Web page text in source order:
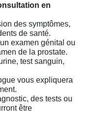
en
des symptômes,
de santé.
examen génital ou
de la prostate.
test sanguin,
vous expliquera
des tests ou
être